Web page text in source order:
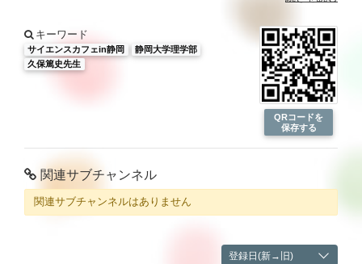
キーワード
サイエンスカフェin静岡
静岡大学理学部
久保篤史先生
QRコードを
保存する
関連サブチャンネル
関連サブチャンネルはありません
登録日(新→旧)